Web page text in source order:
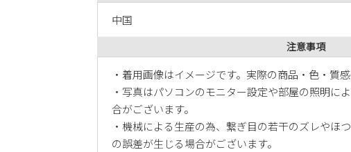
中国
注意事項
・着用画像はイメージです。実際の商品・色・質
・写真はパソコンのモニター設定や部屋の照明に
合がございます。
・機械による生産の為、繋ぎ目の若干のズレやほ
の誤差が生じる場合がございます。